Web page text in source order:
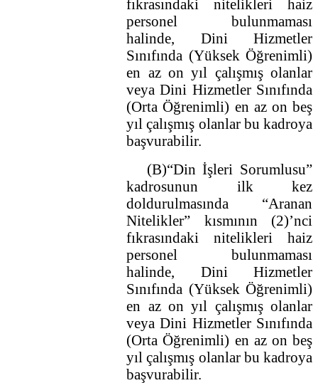
fıkrasındaki nitelikleri haiz
personel bulunmaması
halinde, Dini Hizmetler
Sınıfında (Yüksek Öğrenimli)
en az on yıl çalışmış olanlar
veya Dini Hizmetler Sınıfında
(Orta Öğrenimli) en az on beş
yıl çalışmış olanlar bu kadroya
başvurabilir.
(B)“Din İşleri Sorumlusu”
kadrosunun ilk kez
doldurulmasında “Aranan
Nitelikler” kısmının (2)’nci
fıkrasındaki nitelikleri haiz
personel bulunmaması
halinde, Dini Hizmetler
Sınıfında (Yüksek Öğrenimli)
en az on yıl çalışmış olanlar
veya Dini Hizmetler Sınıfında
(Orta Öğrenimli) en az on beş
yıl çalışmış olanlar bu kadroya
başvurabilir.